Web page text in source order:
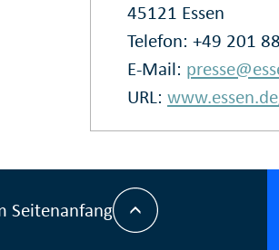
45121 Essen
Telefon: +49 201
E-Mail:
URL:
Seitenanfang